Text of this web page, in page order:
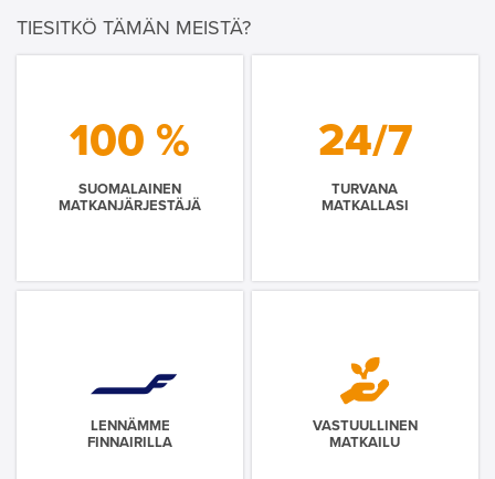
TIESITKÖ TÄMÄN MEISTÄ?
100 %
SUOMALAINEN
MATKANJÄRJESTÄJÄ
24/7
TURVANA
MATKALLASI
LENNÄMME
FINNAIRILLA
VASTUULLINEN
MATKAILU